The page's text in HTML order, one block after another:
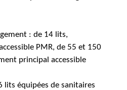
: de 14 lits,
PMR, de 55 et 150
principal accessible
lits équipées de sanitaires